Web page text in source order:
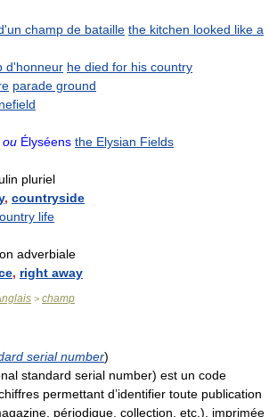
champ de bataille the kitchen looked like a
d'honneur he died for his country
parade ground
ou Élyséens the Elysian Fields
pluriel
, countryside
life
adverbiale
, right away
> champ
serial number)
standard serial number) est un code
permettant d’identifier toute publication
périodique, collection, etc.), imprimée